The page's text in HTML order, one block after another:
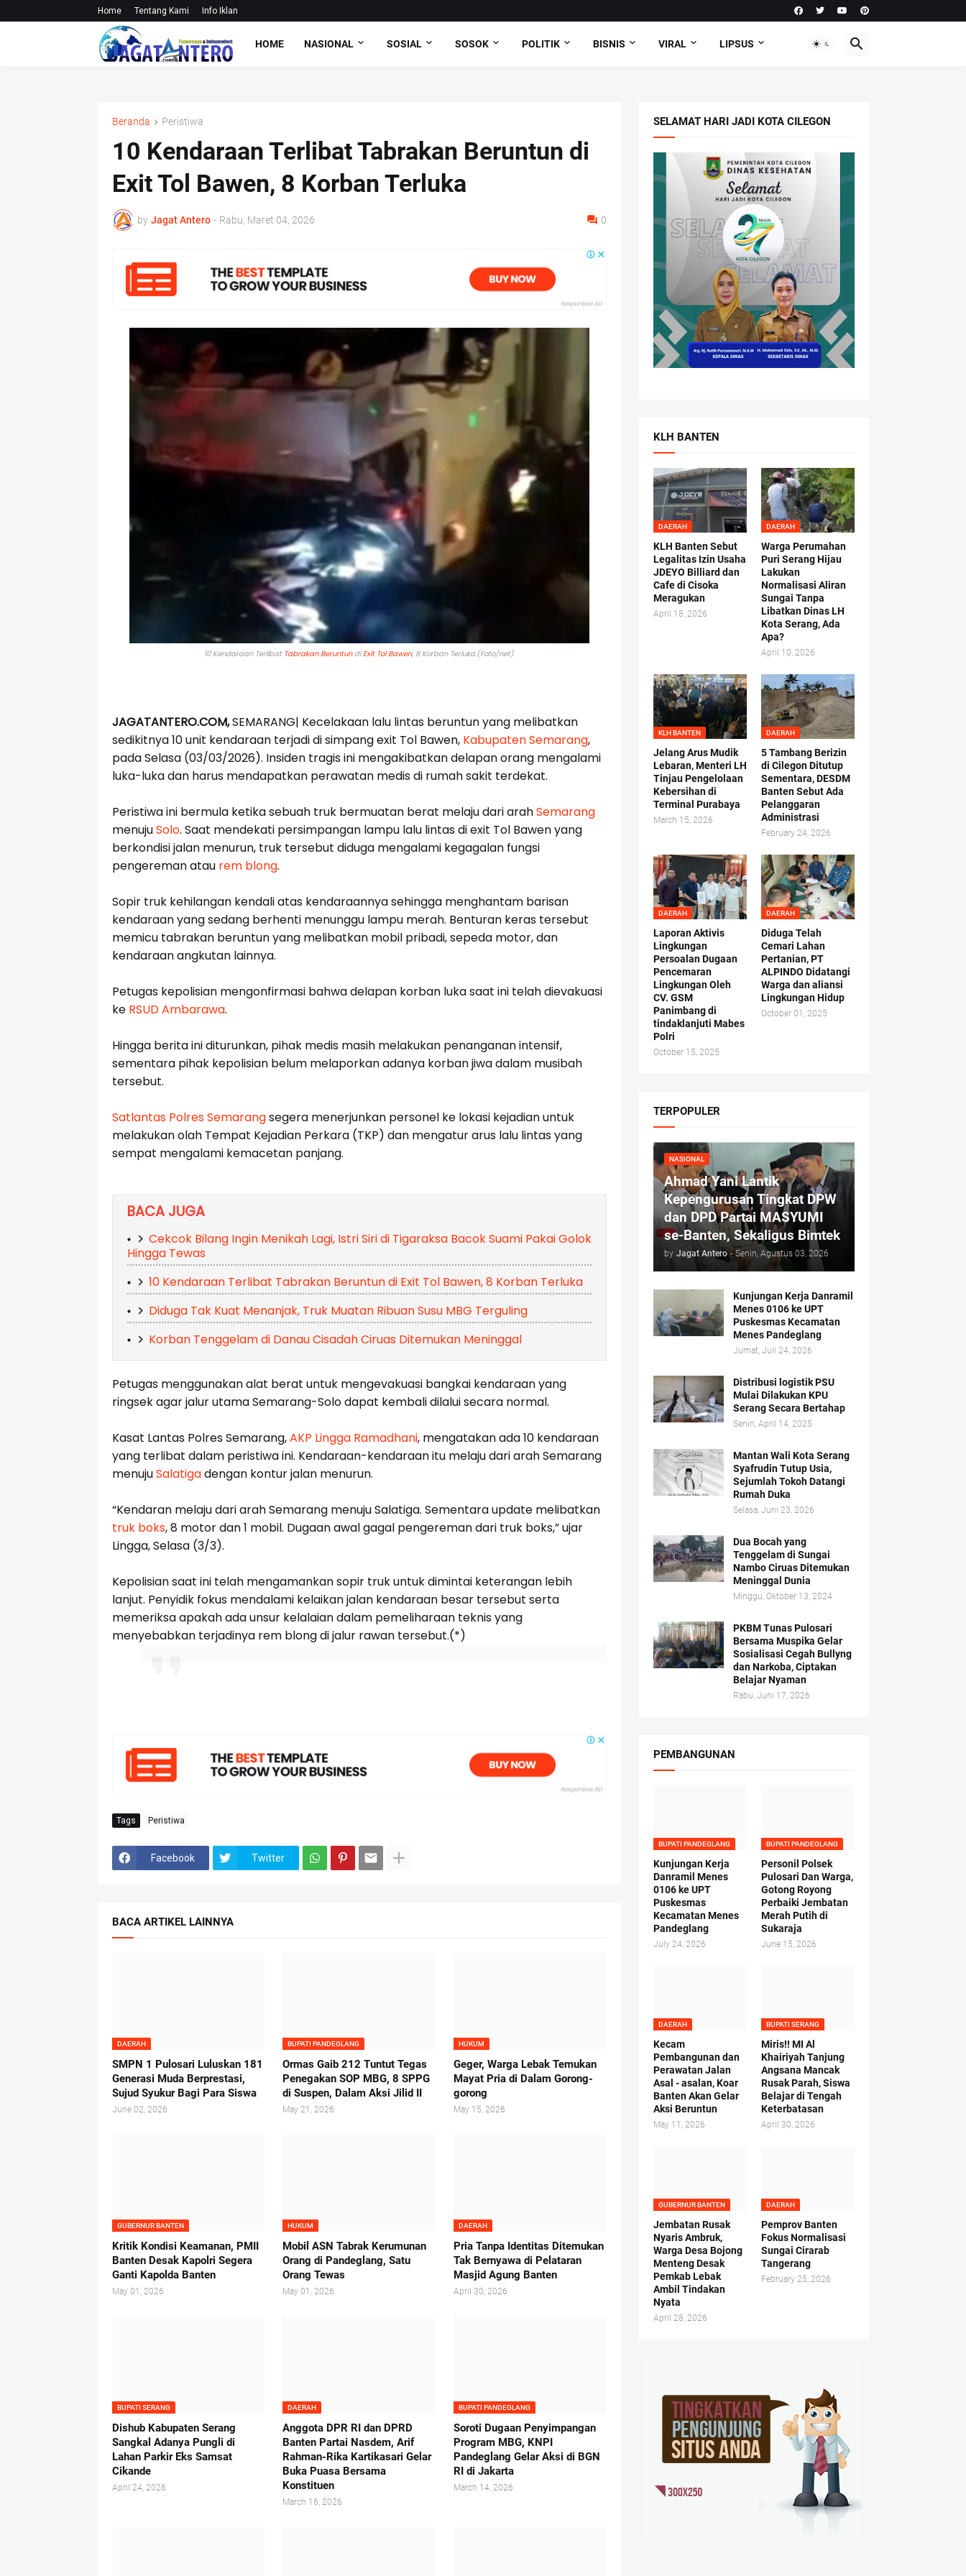
Home Tentang Kami Info Iklan
HOME NASIONAL SOSIAL SOSOK POLITIK BISNIS VIRAL LIPSUS
Beranda Peristiwa
10 Kendaraan Terlibat Tabrakan Beruntun di
Exit Tol Bawen, 8 Korban Terluka
by Jagat Antero - Rabu, Maret 04, 2026 0
10 Kendaraan Terlibat Tabrakan BeruntundiExit Tol Bawen, 8 Korban Terluka.(Foto/net)
JAGATANTERO.COM,SEMARANG| Kecelakaan lalu lintas beruntun yang melibatkan
sedikitnya 10 unit kendaraan terjadi di simpang exit Tol Bawen, Kabupaten Semarang,
pada Selasa (03/03/2026). Insiden tragis ini mengakibatkan delapan orang mengalami
luka-luka dan harus mendapatkan perawatan medis di rumah sakit terdekat.
Peristiwa ini bermula ketika sebuah truk bermuatan berat melaju dari arahSemarang
menujuSolo. Saat mendekati persimpangan lampu lalu lintas di exit Tol Bawen yang
berkondisi jalan menurun, truk tersebut diduga mengalami kegagalan fungsi
pengereman atau rem blong.
Sopir truk kehilangan kendali atas kendaraannya sehingga menghantam barisan
kendaraan yang sedang berhenti menunggu lampu merah. Benturan keras tersebut
memicu tabrakan beruntun yang melibatkan mobil pribadi, sepeda motor, dan
kendaraan angkutan lainnya.
Petugas kepolisian mengonfirmasi bahwa delapan korban luka saat ini telah dievakuasi
ke RSUD Ambarawa.
Hingga berita ini diturunkan, pihak medis masih melakukan penanganan intensif,
sementara pihak kepolisian belum melaporkan adanya korban jiwa dalam musibah
tersebut.
Satlantas Polres Semarangsegera menerjunkan personel ke lokasi kejadian untuk
melakukan olah Tempat Kejadian Perkara (TKP) dan mengatur arus lalu lintas yang
sempat mengalami kemacetan panjang.
BACA JUGA
Cekcok Bilang Ingin Menikah Lagi, Istri Siri di Tigaraksa Bacok Suami Pakai Golok
Hingga Tewas
10 Kendaraan Terlibat Tabrakan Beruntun di Exit Tol Bawen, 8 Korban Terluka
Diduga Tak Kuat Menanjak, Truk Muatan Ribuan Susu MBG Terguling
Korban Tenggelam di Danau Cisadah Ciruas Ditemukan Meninggal
Petugas menggunakan alat berat untuk mengevakuasi bangkai kendaraan yang
ringsek agar jalur utama Semarang-Solo dapat kembali dilalui secara normal.
Kasat Lantas Polres Semarang,AKP Lingga Ramadhani, mengatakan ada 10 kendaraan
yang terlibat dalam peristiwa ini. Kendaraan-kendaraan itu melaju dari arah Semarang
menujuSalatigadengan kontur jalan menurun.
“Kendaran melaju dari arah Semarang menuju Salatiga. Sementara update melibatkan
truk boks, 8 motor dan 1 mobil. Dugaan awal gagal pengereman dari truk boks,” ujar
Lingga, Selasa (3/3).
Kepolisian saat ini telah mengamankan sopir truk untuk dimintai keterangan lebih
lanjut. Penyidik fokus mendalami kelaikan jalan kendaraan besar tersebut serta
memeriksa apakah ada unsur kelalaian dalam pemeliharaan teknis yang
menyebabkan terjadinya rem blong di jalur rawan tersebut.(*)
Tags Peristiwa
Facebook Twitter
BACA ARTIKEL LAINNYA
DAERAH
SMPN 1 Pulosari Luluskan 181
Generasi Muda Berprestasi,
Sujud Syukur Bagi Para Siswa
June 02, 2026
BUPATI PANDEGLANG
Ormas Gaib 212 Tuntut Tegas
Penegakan SOP MBG, 8 SPPG
di Suspen, Dalam Aksi Jilid II
May 21, 2026
HUKUM
Geger, Warga Lebak Temukan
Mayat Pria di Dalam Gorong-
gorong
May 15, 2026
GUBERNUR BANTEN
Kritik Kondisi Keamanan, PMII
Banten Desak Kapolri Segera
Ganti Kapolda Banten
May 01, 2026
HUKUM
Mobil ASN Tabrak Kerumunan
Orang di Pandeglang, Satu
Orang Tewas
May 01, 2026
DAERAH
Pria Tanpa Identitas Ditemukan
Tak Bernyawa di Pelataran
Masjid Agung Banten
April 30, 2026
BUPATI SERANG
Dishub Kabupaten Serang
Sangkal Adanya Pungli di
Lahan Parkir Eks Samsat
Cikande
April 24, 2026
DAERAH
Anggota DPR RI dan DPRD
Banten Partai Nasdem, Arif
Rahman-Rika Kartikasari Gelar
Buka Puasa Bersama
Konstituen
March 16, 2026
BUPATI PANDEGLANG
Soroti Dugaan Penyimpangan
Program MBG, KNPI
Pandeglang Gelar Aksi di BGN
RI di Jakarta
March 14, 2026
SELAMAT HARI JADI KOTA CILEGON
KLH BANTEN
DAERAH
KLH Banten Sebut
Legalitas Izin Usaha
JDEYO Billiard dan
Cafe di Cisoka
Meragukan
April 18, 2026
DAERAH
Warga Perumahan
Puri Serang Hijau
Lakukan
Normalisasi Aliran
Sungai Tanpa
Libatkan Dinas LH
Kota Serang, Ada
Apa?
April 10, 2026
KLH BANTEN
Jelang Arus Mudik
Lebaran, Menteri LH
Tinjau Pengelolaan
Kebersihan di
Terminal Purabaya
March 15, 2026
DAERAH
5 Tambang Berizin
di Cilegon Ditutup
Sementara, DESDM
Banten Sebut Ada
Pelanggaran
Administrasi
February 24, 2026
DAERAH
Laporan Aktivis
Lingkungan
Persoalan Dugaan
Pencemaran
Lingkungan Oleh
CV. GSM
Panimbang di
tindaklanjuti Mabes
Polri
October 15, 2025
DAERAH
Diduga Telah
Cemari Lahan
Pertanian, PT
ALPINDO Didatangi
Warga dan aliansi
Lingkungan Hidup
October 01, 2025
TERPOPULER
NASIONAL
Ahmad Yani Lantik
Kepengurusan Tingkat DPW
dan DPD Partai MASYUMI
se-Banten, Sekaligus Bimtek
by Jagat Antero - Senin, Agustus 03, 2026
Kunjungan Kerja Danramil
Menes 0106 ke UPT
Puskesmas Kecamatan
Menes Pandeglang
Jumat, Juli 24, 2026
Distribusi logistik PSU
Mulai Dilakukan KPU
Serang Secara Bertahap
Senin, April 14, 2025
Mantan Wali Kota Serang
Syafrudin Tutup Usia,
Sejumlah Tokoh Datangi
Rumah Duka
Selasa, Juni 23, 2026
Dua Bocah yang
Tenggelam di Sungai
Nambo Ciruas Ditemukan
Meninggal Dunia
Minggu, Oktober 13, 2024
PKBM Tunas Pulosari
Bersama Muspika Gelar
Sosialisasi Cegah Bullyng
dan Narkoba, Ciptakan
Belajar Nyaman
Rabu, Juni 17, 2026
PEMBANGUNAN
BUPATI PANDEGLANG
Kunjungan Kerja
Danramil Menes
0106 ke UPT
Puskesmas
Kecamatan Menes
Pandeglang
July 24, 2026
BUPATI PANDEGLANG
Personil Polsek
Pulosari Dan Warga,
Gotong Royong
Perbaiki Jembatan
Merah Putih di
Sukaraja
June 15, 2026
DAERAH
Kecam
Pembangunan dan
Perawatan Jalan
Asal - asalan, Koar
Banten Akan Gelar
Aksi Beruntun
May 11, 2026
BUPATI SERANG
Miris!! MI Al
Khairiyah Tanjung
Angsana Mancak
Rusak Parah, Siswa
Belajar di Tengah
Keterbatasan
April 30, 2026
GUBERNUR BANTEN
Jembatan Rusak
Nyaris Ambruk,
Warga Desa Bojong
Menteng Desak
Pemkab Lebak
Ambil Tindakan
Nyata
April 28, 2026
DAERAH
Pemprov Banten
Fokus Normalisasi
Sungai Cirarab
Tangerang
February 25, 2026